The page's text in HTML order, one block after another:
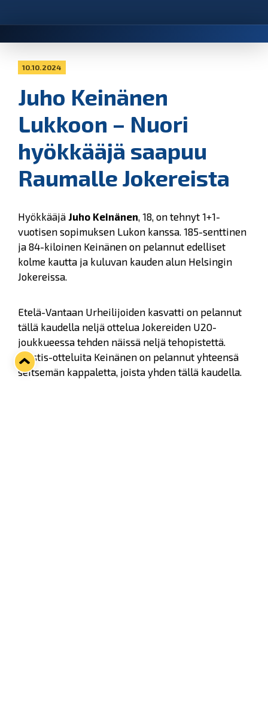
10.10.2024
Juho Keinänen
Lukkoon – Nuori
hyökkääjä saapuu
Raumalle Jokereista
Hyökkääjä Juho Keinänen, 18, on tehnyt 1+1-
vuotisen sopimuksen Lukon kanssa. 185-senttinen
ja 84-kiloinen Keinänen on pelannut edelliset
kolme kautta ja kuluvan kauden alun Helsingin
Jokereissa.
Etelä-Vantaan Urheilijoiden kasvatti on pelannut
tällä kaudella neljä ottelua Jokereiden U20-
joukkueessa tehden näissä neljä tehopistettä.
Mestis-otteluita Keinänen on pelannut yhteensä
seitsemän kappaletta, joista yhden tällä kaudella.